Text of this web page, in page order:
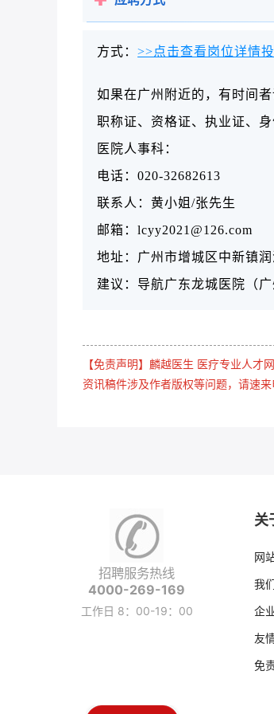
方式：>>点击查看岗位详情
如果在广州附近的，有时间
职称证、资格证、执业证、身
医院人事科：
电话：020-32682613
联系人：黄小姐/张先生
邮箱：lcyy2021@126.com
地址： 广州市增城区中新镇润
建议：导航广东龙城医院（广
【免责声明】麟越医生 医疗专业人
资讯稿件涉及作者版权等问题，请速
招聘服务热线
4000-269-169
工作日 8：00-19：00
关
网
我
企
友
免